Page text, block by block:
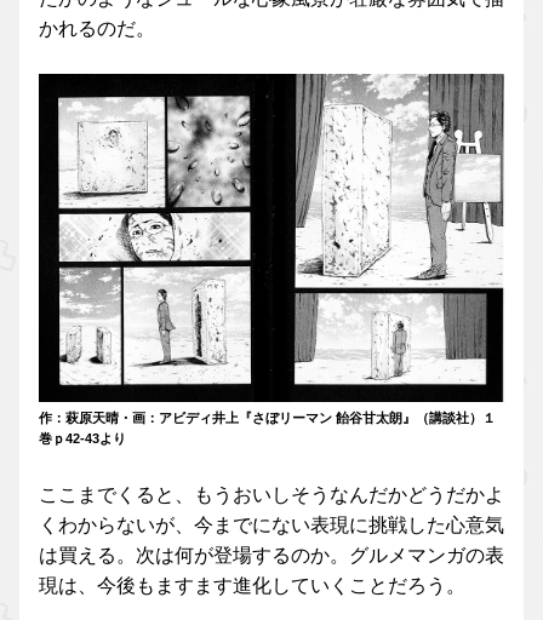
かれるのだ。
作：萩原天晴・画：アビディ井上『さぼリーマン 飴谷甘太朗』（講談社）１
巻ｐ42-43より
ここまでくると、もうおいしそうなんだかどうだかよ
くわからないが、今までにない表現に挑戦した心意気
は買える。次は何が登場するのか。グルメマンガの表
現は、今後もますます進化していくことだろう。